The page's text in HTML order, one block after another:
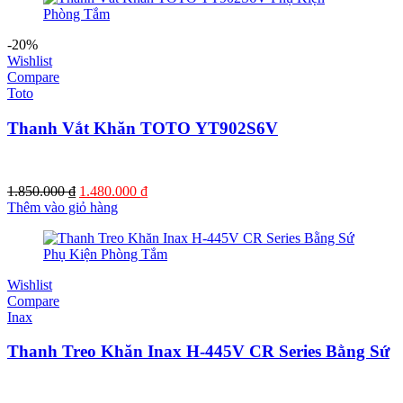
-20%
Wishlist
Compare
Toto
Thanh Vắt Khăn TOTO YT902S6V
1.850.000₫ Giá
gốc
1.850.000 ₫.
1.480.000 ₫Giá
là:
1.480.000 ₫.
Thêm vào giỏ hàng
Wishlist
Compare
Inax
Thanh Treo Khăn Inax H-445V CR Series Bằng Sứ